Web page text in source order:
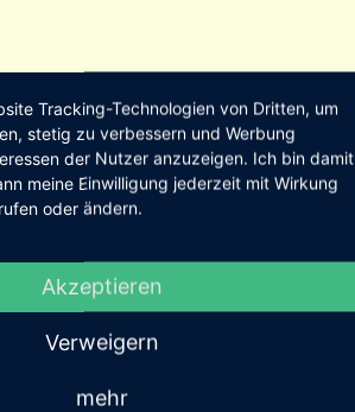
Tracking-Technologien von Dritten, um
stetig zu verbessern und Werbung
der Nutzer anzuzeigen. Ich bin damit
meine Einwilligung jederzeit mit Wirkung
oder ändern.
Akzeptieren
Verweigern
mehr